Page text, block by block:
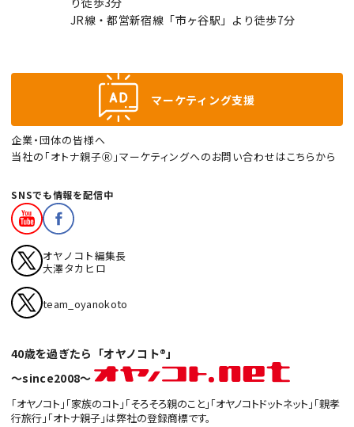
40歳を過ぎたら「オヤノコト®」
〜since2008〜
「オヤノコト」「家族のコト」「そろそろ親のこと」「オヤノコトドットネット」「親孝
行旅行」「オトナ親子」は弊社の登録商標です。
JR線・都営新宿線「市ヶ谷駅」より徒歩7分
マーケティング支援
企業・団体の皆様へ
当社の「オトナ親子Ⓡ」マーケティングへのお問い合わせはこちらから
SNSでも情報を配信中
オヤノコト編集長
大澤タカヒロ
team_oyanokoto